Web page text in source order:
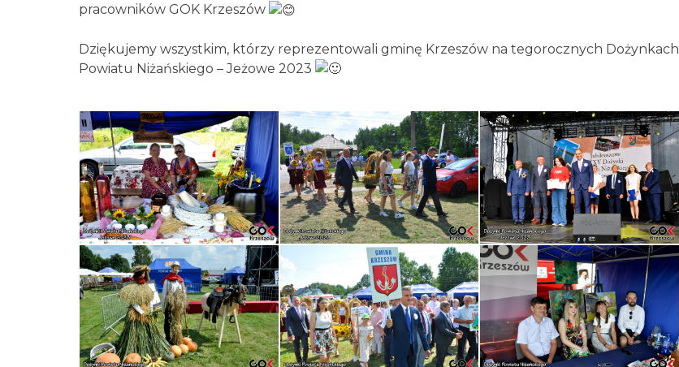
pracowników GOK Krzeszów
Dziękujemy wszystkim, którzy reprezentowali gminę Krzeszów na tegorocznych Dożynkach
Powiatu Niżańskiego – Jeżowe 2023